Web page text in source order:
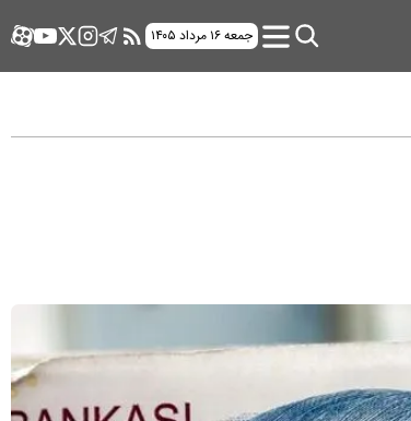
جمعه ۱۶ مرداد ۱۴۰۵